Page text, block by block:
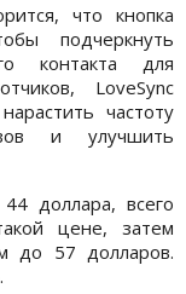
что кнопка
подчеркнуть
контакта для
LoveSync
частоту
и улучшить
доллара, всего
цене, затем
до 57 долларов.